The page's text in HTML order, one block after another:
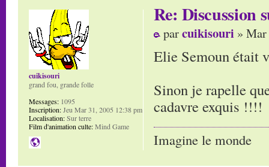
Re: Discussion
parcuikisouri »
Elie Semoun était
Sinon je rapelle
cadavre exquis !!!!
Imagine le monde
cuikisouri
grand fou, grande folle
Messages: 1095
Inscription:Jeu Mar 31, 2005 12:38 pm
Localisation:Sur terre
Film d'animation culte:Mind Game